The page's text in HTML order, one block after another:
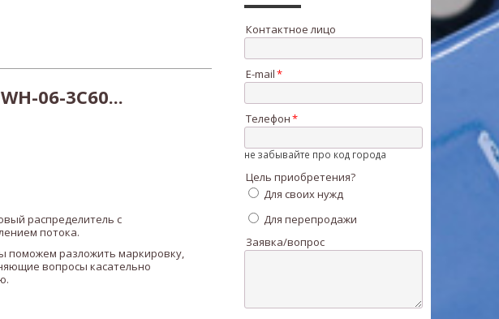
06-3C60...
распределитель с
потока.
поможем разложить маркировку,
вопросы касательно
Контактное лицо
E-mail
Телефон
не забывайте про код города
Цель приобретения?
Для своих нужд
Для перепродажи
Заявка/вопрос